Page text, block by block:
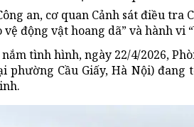
an, cơ quan Cảnh sát điều
động vật hoang dã” và hành
tình hình, ngày 22/4/2026,
phường Cầu Giấy, Hà Nội)